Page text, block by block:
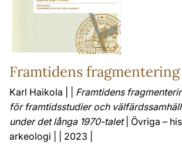
Framtidens fragmentering
Karl Haikola | | Framtidens
för framtidsstudier och
under det långa 1970-talet| Övriga –
arkeologi | | 2023 |